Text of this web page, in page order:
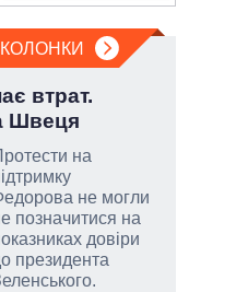
втрат.
Швеця
на
не могли
позначитися на
довіри
президента